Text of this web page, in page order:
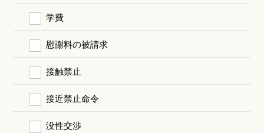
学費
慰謝料の被請求
接触禁止
接近禁止命令
没性交渉